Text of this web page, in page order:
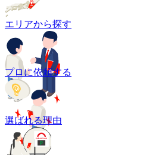
エリアから探す
プロに依頼する
選ばれる理由